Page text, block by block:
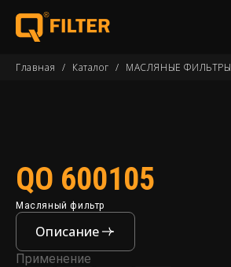
Главная / Каталог / МАСЛЯНЫЕ ФИЛЬТРЫ
QO 600105
Масляный фильтр
Описание
Применение